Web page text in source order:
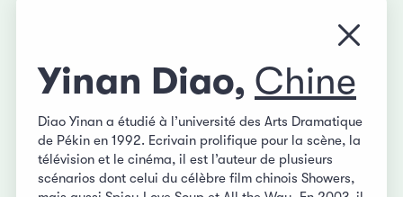
Yinan Diao, Chine
Diao Yinan a étudié à l’université des Arts Dramatique
de Pékin en 1992. Ecrivain prolifique pour la scène, la
télévision et le cinéma, il est l’auteur de plusieurs
scénarios dont celui du célèbre film chinois Showers,